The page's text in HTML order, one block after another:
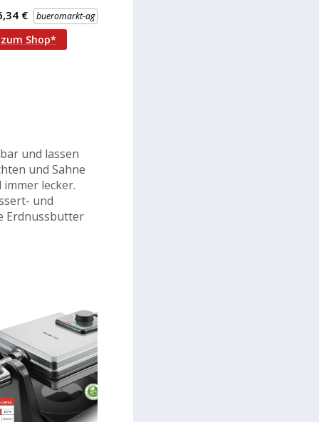
durch
und
bueromarkt-ag
€
zum Shop*
und lassen
und Sahne
lecker.
und
Erdnussbutter